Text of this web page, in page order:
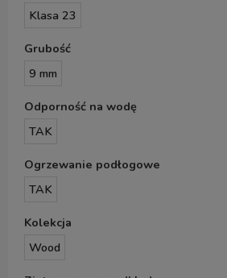
Klasa 23
Grubość
9 mm
Odporność na wodę
TAK
Ogrzewanie podłogowe
TAK
Kolekcja
Wood